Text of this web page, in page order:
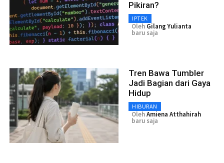
Pikiran?
IPTEK
Oleh Gilang Yulianta
baru saja
Tren Bawa Tumbler
Jadi Bagian dari Gaya
Hidup
HIBURAN
OlehAmiena Atthahirah
baru saja